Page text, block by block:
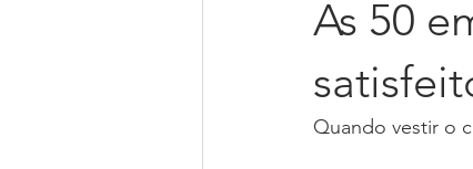
CRM
As 50
Quando vestir o